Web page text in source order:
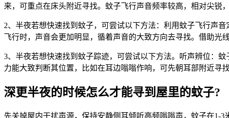
来，可重点在床头附近寻找。蚊子飞行声音频率较高，相对尖锐
2、半夜若想快速找到蚊子，可尝试以下方法：利用蚊子飞行声
飞行时，声音会更加明显，循着声音的大致方向去寻找。借助光
3、半夜若想快速找到蚊子踪迹，可尝试以下方法。听声辨位：
力能大致判断其位置，比如在耳边嗡嗡作响，可先朝耳部附近寻找
深更半夜的时候怎么才能寻到屋里的蚊子?
先关掉屋内干扰声源，保持安静侧耳倾听高频嗡嗡声，蚊子在1-